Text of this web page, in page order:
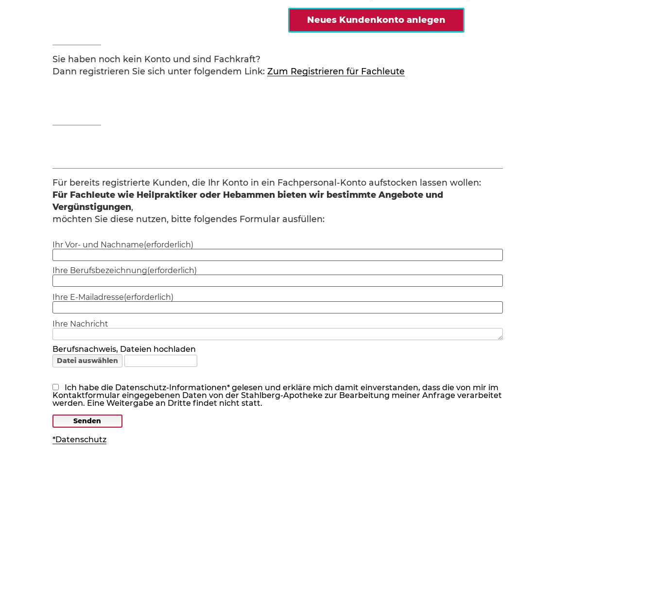
Neues Kundenkonto anlegen
Sie haben noch kein Konto und sind Fachkraft?
Dann registrieren Sie sich unter folgendem Link: Zum Registrieren für Fachleute
Für bereits registrierte Kunden, die Ihr Konto in ein Fachpersonal-Konto aufstocken lassen wollen:
Für Fachleute wie Heilpraktiker oder Hebammen bieten wir bestimmte Angebote und
Vergünstigungen,
möchten Sie diese nutzen, bitte folgendes Formular ausfüllen:
Ihr Vor- und Nachname
Ihre Berufsbezeichnung
Ihre E-Mailadresse
Ihre Nachricht
Berufsnachweis, Dateien hochladen
Ich habe die Datenschutz-Informationen* gelesen und erkläre mich damit einverstanden, dass die von mir im
Kontaktformular eingegebenen Daten von der Stahlberg-Apotheke zur Bearbeitung meiner Anfrage verarbeitet
werden. Eine Weitergabe an Dritte findet nicht statt.
*Datenschutz